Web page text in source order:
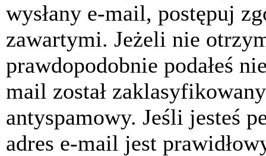
wysłany e-mail, postępuj
zawartymi. Jeżeli nie
prawdopodobnie podałeś
mail został
antyspamowy. Jeśli jesteś
adres e-mail jest